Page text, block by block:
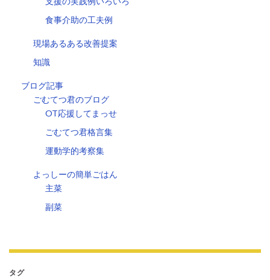
食事介助の工夫例
現場あるある改善提案
知識
ブログ記事
ごむてつ君のブログ
OT応援してまっせ
ごむてつ君格言集
運動学的考察集
よっしーの簡単ごはん
主菜
副菜
タグ